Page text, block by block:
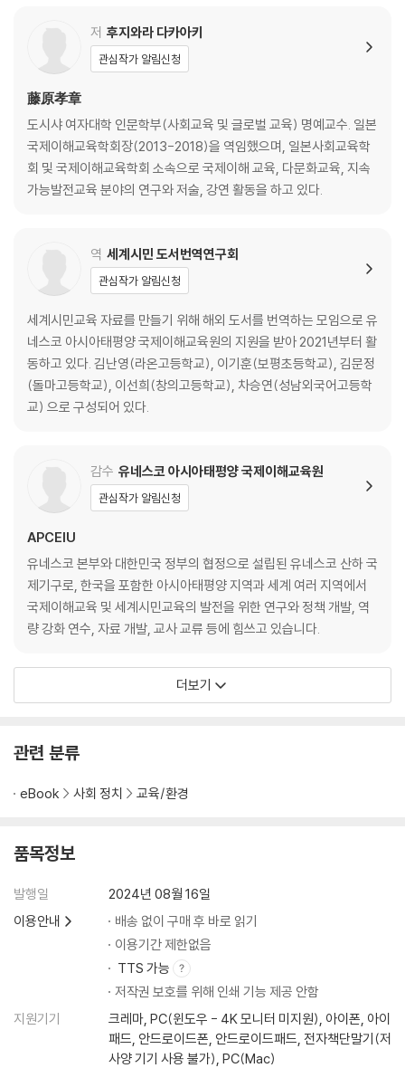
· 한국의 다문화 현황
· 한국의 이민 역사
· 역할 시뮬레이션 카드?·?동영상
저 후지와라 다카아키
관심작가 알림신청
藤原孝章
도시샤 여자대학 인문학부(사회교육 및 글로벌 교육) 명예교수. 일본
국제이해교육학회장(2013-2018)을 역임했으며, 일본사회교육학
회 및 국제이해교육학회 소속으로 국제이해 교육, 다문화교육, 지속
가능발전교육 분야의 연구와 저술, 강연 활동을 하고 있다.
역 세계시민 도서번역연구회
관심작가 알림신청
세계시민교육 자료를 만들기 위해 해외 도서를 번역하는 모임으로 유
네스코 아시아태평양 국제이해교육원의 지원을 받아 2021년부터 활
동하고 있다. 김난영(라온고등학교), 이기훈(보평초등학교), 김문정
(돌마고등학교), 이선희(창의고등학교), 차승연(성남외국어고등학
교) 으로 구성되어 있다.
감수 유네스코 아시아태평양 국제이해교육원
관심작가 알림신청
APCEIU
유네스코 본부와 대한민국 정부의 협정으로 설립된 유네스코 산하 국
제기구로, 한국을 포함한 아시아태평양 지역과 세계 여러 지역에서
국제이해교육 및 세계시민교육의 발전을 위한 연구와 정책 개발, 역
량 강화 연수, 자료 개발, 교사 교류 등에 힘쓰고 있습니다.
더보기
관련 분류
eBook 사회 정치 교육/환경
품목정보
발행일
2024년 08월 16일
이용안내
배송 없이 구매 후 바로 읽기
이용기간 제한없음
TTS 가능
저작권 보호를 위해 인쇄 기능 제공 안함
지원기기
크레마, PC(윈도우 - 4K 모니터 미지원), 아이폰, 아이
패드, 안드로이드폰, 안드로이드패드, 전자책단말기(저
사양 기기 사용 불가), PC(Mac)